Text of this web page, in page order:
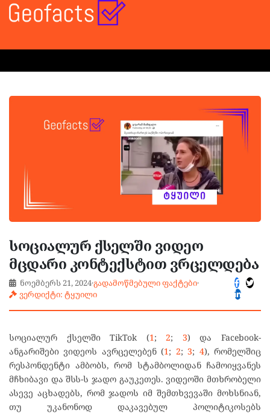
სოციალურ ქსელში ვიდეო
მცდარი კონტექსტით ვრცელდება
ნოემბერს 21, 2024·გადამოწმებული ფაქტები·
ვერდიქტი: ტყუილი
სოციალურ ქსელში TikTok (1;2; 3) და Facebook-
ანგარიშები ვიდეოს ავრცელებენ (1; 2;3; 4), რომელშიც
რესპონდენტი ამბობს, რომ სტამბოლიდან ჩამოიყვანეს
მჩხიბავი და შსს-ს ჯადო გაუკეთეს. ვიდეოში მთხრობელი
ასევე აცხადებს, რომ ჯადოს იმ შემთხვევაში მოხსნიან,
თუ უკანონოდ დაკავებულ პოლიტიკოსებს